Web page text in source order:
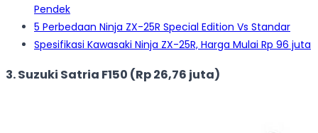
Pendek
5 Perbedaan Ninja ZX-25R Special Edition Vs Standar
Spesifikasi Kawasaki Ninja ZX-25R, Harga Mulai Rp 96 juta
3. Suzuki Satria F150 (Rp 26,76 juta)